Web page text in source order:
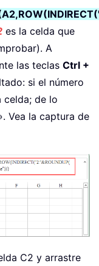
es la celda que
A
las teclas Ctrl +
si el número
celda; de lo
Vea la captura de
C2 y arrastre